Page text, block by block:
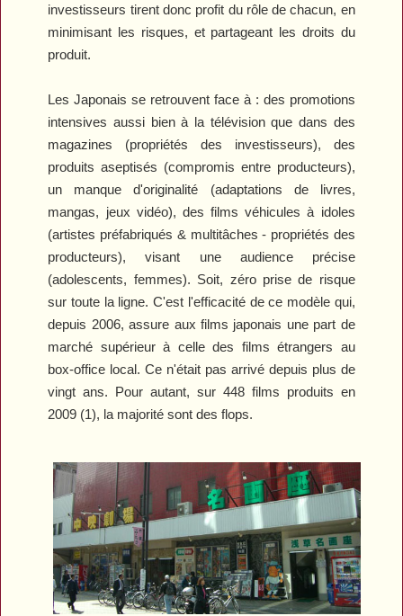
investisseurs tirent donc profit du rôle de chacun, en
minimisant les risques, et partageant les droits du
produit.
Les Japonais se retrouvent face à : des promotions
intensives aussi bien à la télévision que dans des
magazines (propriétés des investisseurs), des
produits aseptisés (compromis entre producteurs),
un manque d'originalité (adaptations de livres,
mangas, jeux vidéo), des films véhicules à idoles
(artistes préfabriqués & multitâches - propriétés des
producteurs), visant une audience précise
(adolescents, femmes). Soit, zéro prise de risque
sur toute la ligne. C'est l'efficacité de ce modèle qui,
depuis 2006, assure aux films japonais une part de
marché supérieur à celle des films étrangers au
box-office local. Ce n'était pas arrivé depuis plus de
vingt ans. Pour autant, sur 448 films produits en
2009 (1), la majorité sont des flops.